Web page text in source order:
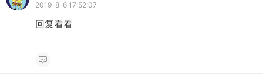
2019-8-6 17:52:07
回复看看